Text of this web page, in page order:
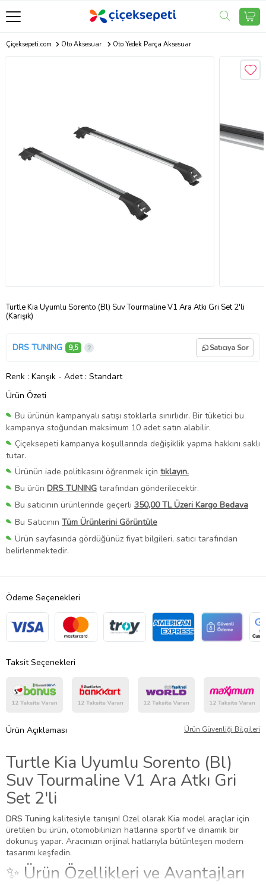
Çiçeksepeti.com Oto Aksesuar Oto Yedek Parça Aksesuar
Turtle Kia Uyumlu Sorento (Bl) Suv Tourmaline V1 Ara Atkı Gri Set 2'li
(Karışık)
DRS TUNING 9,5 Satıcıya Sor
Renk : Karışık - Adet : Standart
Ürün Özeti
Bu ürünün kampanyalı satışı stoklarla sınırlıdır. Bir tüketici bu
kampanya stoğundan maksimum 10 adet satın alabilir.
Çiçeksepeti kampanya koşullarında değişiklik yapma hakkını saklı
tutar.
Ürünün iade politikasını öğrenmek için tıklayın.
Bu ürün DRS TUNING tarafından gönderilecektir.
Bu satıcının ürünlerinde geçerli 350,00 TL Üzeri Kargo Bedava
Bu Satıcının Tüm Ürünlerini Görüntüle
Ürün sayfasında gördüğünüz fiyat bilgileri, satıcı tarafından
belirlenmektedir.
Ödeme Seçenekleri
Taksit Seçenekleri
Ürün Açıklaması Ürün Güvenliği Bilgileri
Turtle Kia Uyumlu Sorento (Bl)
Suv Tourmaline V1 Ara Atkı Gri
Set 2'li
DRS Tuning kalitesiyle tanışın! Özel olarak Kia model araçlar için
üretilen bu ürün, otomobilinizin hatlarına sportif ve dinamik bir
dokunuş yapar. Aracınızın orijinal hatlarıyla bütünleşen modern
tasarımı keşfedin.
✨ Ürün Özellikleri ve Avantajları